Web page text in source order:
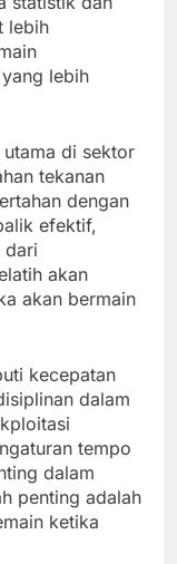
lebih
lebih
di sektor
tekanan
dengan
efektif,
dari
akan
akan bermain
kecepatan
dalam
tempo
dalam
penting adalah
ketika